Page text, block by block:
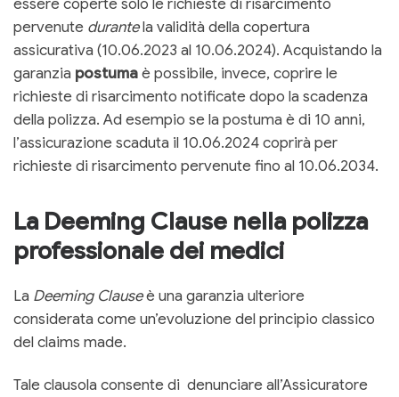
pervenute durantela validità della copertura
assicurativa (10.06.2023 al 10.06.2024). Acquistando la
garanzia postumaè possibile, invece, coprire le
richieste di risarcimento notificate dopo la scadenza
della polizza. Ad esempio se la postuma è di 10 anni,
l’assicurazione scaduta il 10.06.2024 coprirà per
richieste di risarcimento pervenute fino al 10.06.2034.
La Deeming Clause nella polizza
professionale dei medici
La Deeming Clauseè una garanzia ulteriore
considerata come un’evoluzione del principio classico
del claims made.
Tale clausola consente di denunciare all’Assicuratore